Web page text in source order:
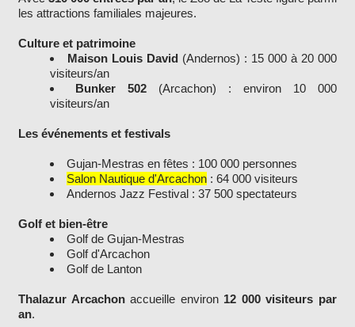
les attractions familiales majeures.
Culture et patrimoine
Maison Louis David (Andernos) : 15 000 à 20 000
visiteurs/an
Bunker 502 (Arcachon) : environ 10 000
visiteurs/an
Les événements et festivals
Gujan-Mestras en fêtes : 100 000 personnes
Salon Nautique d'Arcachon : 64 000 visiteurs
Andernos Jazz Festival : 37 500 spectateurs
Golf et bien-être
Golf de Gujan-Mestras
Golf d'Arcachon
Golf de Lanton
Thalazur Arcachonaccueille environ 12 000 visiteurs par
an.